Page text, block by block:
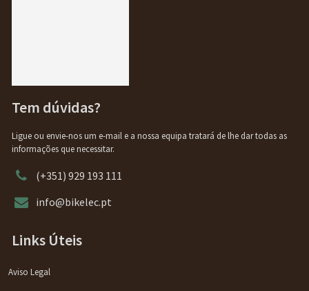
Tem dúvidas?
Ligue ou envie-nos um e-mail e a nossa equipa tratará de lhe dar todas as
informações que necessitar.
(+351) 929 193 111
info@bikelec.pt
Links Úteis
Aviso Legal